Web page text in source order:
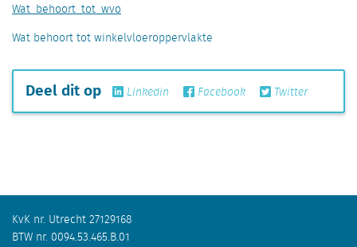
Wat_behoort_tot_wvo
Wat behoort tot winkelvloeroppervlakte
Deel dit op Linkedin Facebook Twitter
KvK nr. Utrecht 27129168
BTW nr. 0094.53.465.B.01